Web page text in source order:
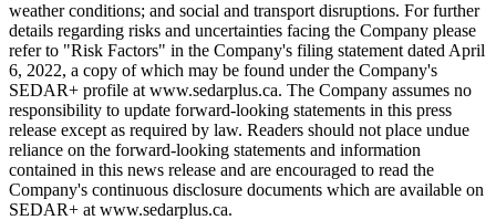
weather conditions; and social and transport disruptions. For further
details regarding risks and uncertainties facing the Company please
refer to "Risk Factors" in the Company's filing statement dated April
6, 2022, a copy of which may be found under the Company's
SEDAR+ profile at www.sedarplus.ca. The Company assumes no
responsibility to update forward-looking statements in this press
release except as required by law. Readers should not place undue
reliance on the forward-looking statements and information
contained in this news release and are encouraged to read the
Company's continuous disclosure documents which are available on
SEDAR+ at www.sedarplus.ca.